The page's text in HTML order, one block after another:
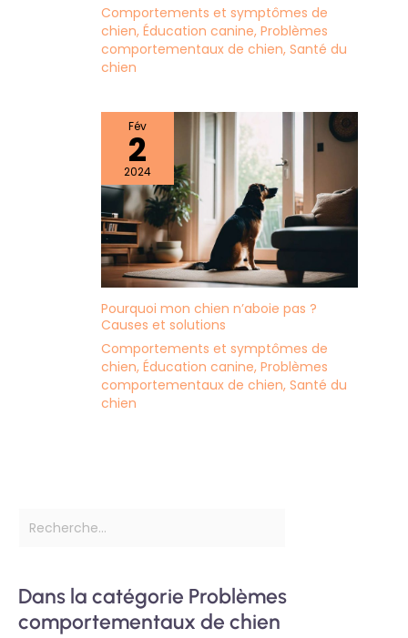
Comportements et symptômes de
chien, Éducation canine, Problèmes
comportementaux de chien, Santé du
chien
Fév
2
2024
Pourquoi mon chien n’aboie pas ?
Causes et solutions
Comportements et symptômes de
chien, Éducation canine, Problèmes
comportementaux de chien, Santé du
chien
Dans la catégorie Problèmes
comportementaux de chien